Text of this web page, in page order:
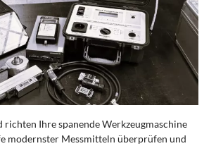
richten Ihre spanende Werkzeugmaschine
modernster Messmitteln überprüfen und